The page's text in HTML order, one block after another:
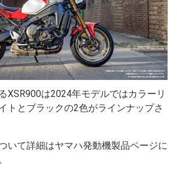
XSR900は2024年モデルではカラーリ
トとブラックの2色がラインナップさ
いて詳細はヤマハ発動機製品ページに